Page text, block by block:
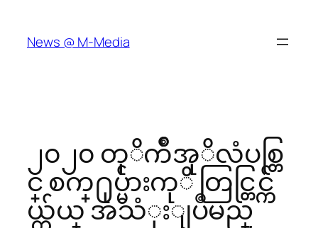
content
News @ M-Media
၂၀၂၀ တုိက်ိဳအုိလံပစ္တြ
င္ စက္႐ုပ္မ်ားကုိ တြင္တြင္က်
ယ္က်ယ္ အသံုးျပဳမည္